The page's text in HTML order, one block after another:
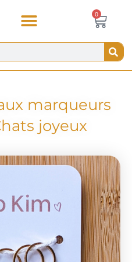
€ 0
marqueurs
joyeux